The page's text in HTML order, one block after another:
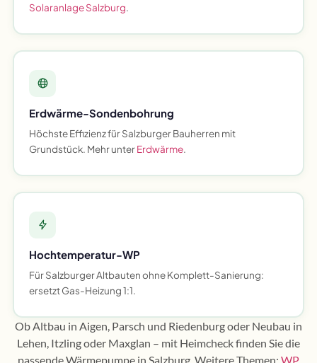
Solaranlage Salzburg.
Erdwärme-Sondenbohrung
Höchste Effizienz für Salzburger Bauherren mit
Grundstück. Mehr unterErdwärme.
Hochtemperatur-WP
Für Salzburger Altbauten ohne Komplett-Sanierung:
ersetzt Gas-Heizung 1:1.
Ob Altbau in Aigen, Parsch und Riedenburg oder Neubau in
Lehen, Itzling oder Maxglan – mit Heimcheck finden Sie die
passende Wärmepumpe in Salzburg. Weitere Themen: WP